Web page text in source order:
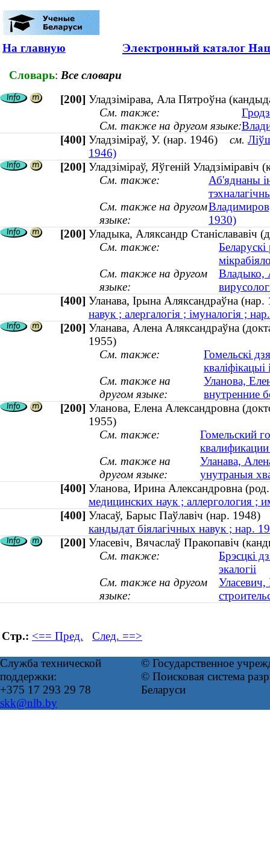
На главную
Словарь: Все словари
[200] Уладзімірава, Ала Пятроўна
См. также:
См. также на другом языке:
[400] Уладзіміраў, У. (нар. 1946) см.
1946)
[200] Уладзіміраў, Яўгеній
См. также:
Аб'яднаны
См. также на другом
языке:
1930)
[200] Уладыка, Аляксандр Станіслававіч
См. также:
Беларускі
См. также на другом
языке:
Владыко,
[400] Уланава, Ірына Аляксандраўна
навук ; алергалогія ; імуналогія ;
[200] Уланава, Алена Аляксандраўна
1955)
См. также:
Гомельскі
См. также на
другом языке:
Уланова,
внутренние
[200] Уланова, Елена Александровна
1955)
См. также:
Гомельский
См. также на
другом языке:
Уланава,
унутраныя
[400] Уланова, Ирина Александровна
медицинских наук ; аллергология ;
[400] Уласаў, Барыс Паўлавіч (нар.
кандыдат біялагічных навук ; нар.
[200] Уласевіч, Вячаслаў Пракопавіч
См. также:
Брэсцкі
экалогіі
См. также на другом
языке:
Стр.: <== Пред. След. ==>
Служба технической
поддержки:
+375 17 293 29 78
skk@nlb.by
© Государственное
© Поисковая система
Беларуси